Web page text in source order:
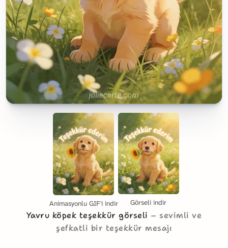
Animasyonlu GIF'i indir Görseli indir
Yavru köpek teşekkür görseli
sevimli ve
şefkatli bir teşekkür mesajı